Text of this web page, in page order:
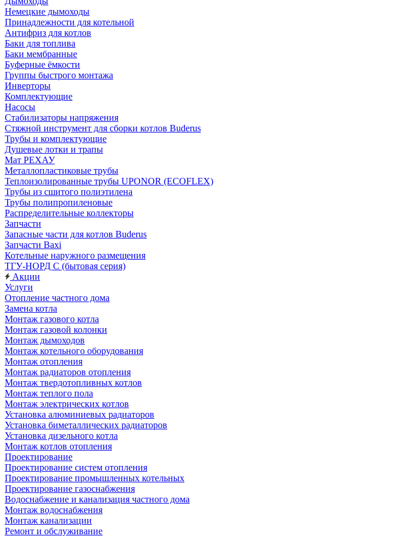
Немецкие дымоходы
Принадлежности для котельной
Антифриз для котлов
Баки для топлива
Баки мембранные
Буферные ёмкости
Группы быстрого монтажа
Инверторы
Комплектующие
Насосы
Стабилизаторы напряжения
Стяжной инструмент для сборки котлов Buderus
Трубы и комплектующие
Душевые лотки и трапы
Мат РЕХАУ
Металлопластиковые трубы
Теплоизолированные трубы UPONOR (ECOFLEX)
Трубы из сшитого полиэтилена
Трубы полипропиленовые
Распределительные коллекторы
Запчасти
Запасные части для котлов Buderus
Запчасти Baxi
Котельные наружного размещения
ТГУ-НОРД С (бытовая серия)
Акции
Услуги
Отопление частного дома
Замена котла
Монтаж газового котла
Монтаж газовой колонки
Монтаж дымоходов
Монтаж котельного оборудования
Монтаж отопления
Монтаж радиаторов отопления
Монтаж твердотопливных котлов
Монтаж теплого пола
Монтаж электрических котлов
Установка алюминиевых радиаторов
Установка биметаллических радиаторов
Установка дизельного котла
Монтаж котлов отопления
Проектирование
Проектирование систем отопления
Проектирование промышленных котельных
Проектирование газоснабжения
Водоснабжение и канализация частного дома
Монтаж водоснабжения
Монтаж канализации
Ремонт и обслуживание